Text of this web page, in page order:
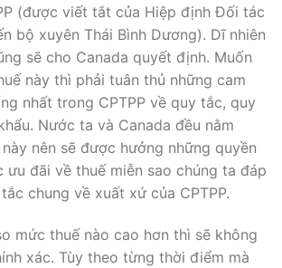
(được viết tắt của Hiệp định Đối tác
bộ xuyên Thái Bình Dương). Dĩ nhiên
sẽ cho Canada quyết định. Muốn
này thì phải tuân thủ những cam
nhất trong CPTPP về quy tắc, quy
Nước ta và Canada đều nằm
nên sẽ được hưởng những quyền
ưu đãi về thuế miễn sao chúng ta đáp
chung về xuất xứ của CPTPP.
mức thuế nào cao hơn thì sẽ không
xác. Tùy theo từng thời điểm mà